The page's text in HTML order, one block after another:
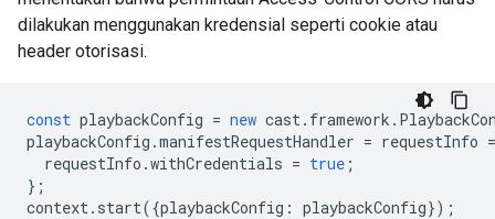
dilakukan menggunakan kredensial seperti cookie atau
header otorisasi.
const playbackConfig = new cast. framework .
playbackConfig .manifestRequestHandler = requestInfo =
requestInfo .withCredentials = true ;
};
context. start({playbackConfig : playbackConfig});